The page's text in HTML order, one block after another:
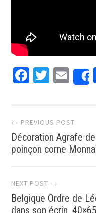
Facebook
Post
← PREVIOUS POST
Décoration Agrafe
poinçon corne
NEXT POST →
Belgique Ordre de
dans son écrin,